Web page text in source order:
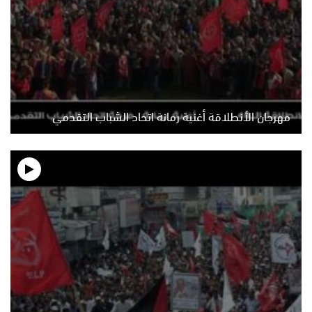
مهرجان الأنطلاقة أغنية رمانة اتحاد الشباب التقدمي